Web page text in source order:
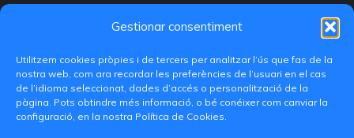
Gestionar consentiment
Utilitzem cookies pròpies i de tercers per analitzar l’ús que fas de la
nostra web, com ara recordar les preferències de l’usuari en el cas
de l’idioma seleccionat, dades d’accés o personalització de la
pàgina. Pots obtindre més informació, o bé conéixer com canviar la
configuració, en la nostra Política de Cookies.
C/ Paranimf, 1 - 46730 Grau de Gandia